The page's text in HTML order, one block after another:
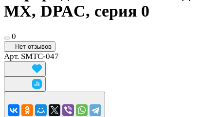
MX, DPAC, серия 0
0
Нет отзывов
Арт. SMTC-047